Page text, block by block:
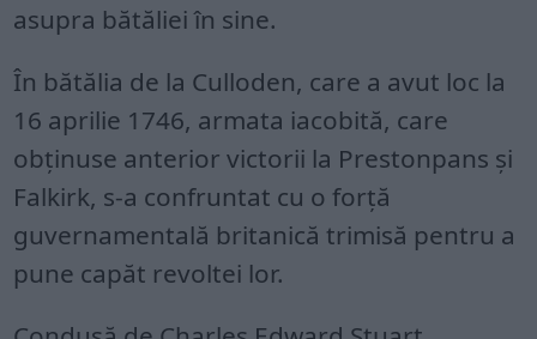
asupra bătăliei în sine.
În bătălia de la Culloden, care a avut loc la
16 aprilie 1746, armata iacobită, care
obținuse anterior victorii la Prestonpans și
Falkirk, s-a confruntat cu o forță
guvernamentală britanică trimisă pentru a
pune capăt revoltei lor.